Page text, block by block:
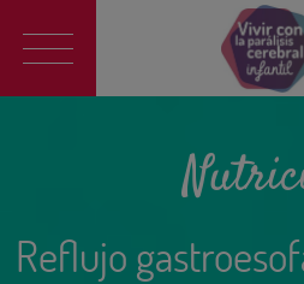
navigation
Reflujo